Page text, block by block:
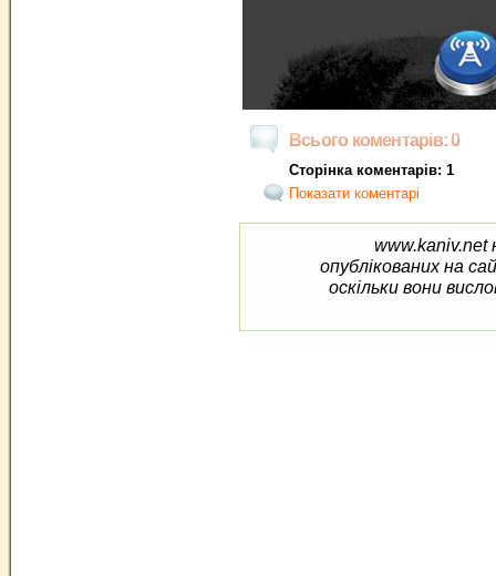
Всього коментарів: 0
Сторінка коментарів: 1
Показати коментарі
www.kaniv.net
опублікованих на
оскільки вони